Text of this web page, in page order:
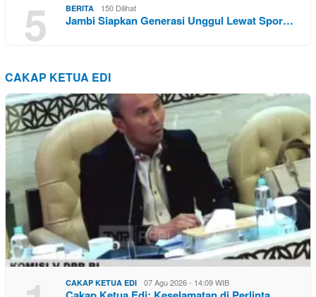
5 BERITA 150 Dilihat
Jambi Siapkan Generasi Unggul Lewat Spor…
CAKAP KETUA EDI
CAKAP KETUA EDI 07 Agu 2026 - 14:09 WIB